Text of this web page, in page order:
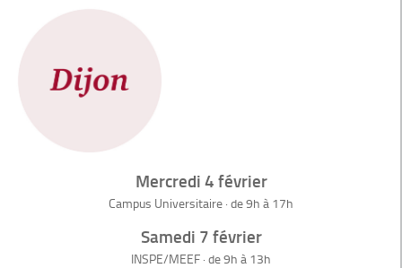
Mercredi 4 février
Campus Universitaire · de 9h à 17h
Samedi 7 février
INSPE/MEEF · de 9h à 13h